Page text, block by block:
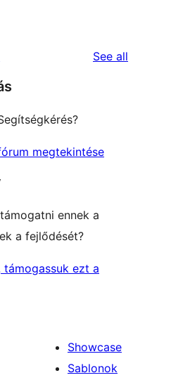
See all
megtekintése
ennek a
a fejlődését?
támogassuk ezt a
Showcase
Sablonok